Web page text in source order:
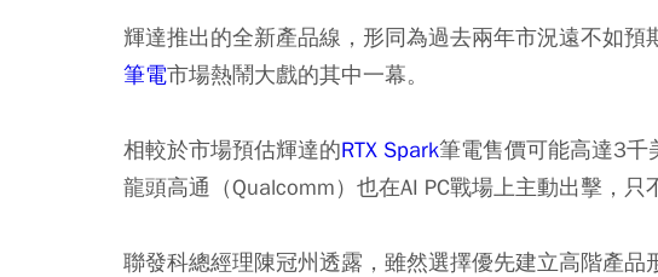
輝達推出的全新產品線，形同為過去兩年市況遠不如預
筆電市場熱鬧大戲的其中一幕。
相較於市場預估輝達的RTX Spark筆電售價可能高達3千
龍頭高通（Qualcomm）也在AI PC戰場上主動出擊，只
聯發科總經理陳冠州透露，雖然選擇優先建立高階產